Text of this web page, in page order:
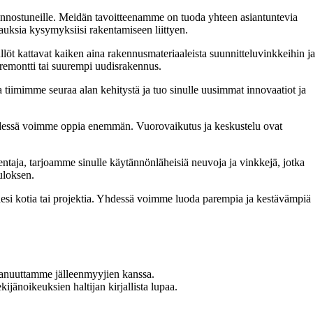
Meidän tavoitteenamme on tuoda yhteen asiantuntevia
kysymyksiisi rakentamiseen liittyen.
kattavat kaiken aina rakennusmateriaaleista suunnitteluvinkkeihin ja
tai suurempi uudisrakennus.
seuraa alan kehitystä ja tuo sinulle uusimmat innovaatiot ja
voimme oppia enemmän. Vuorovaikutus ja keskustelu ovat
tarjoamme sinulle käytännönläheisiä neuvoja ja vinkkejä, jotka
kotia tai projektia. Yhdessä voimme luoda parempia ja kestävämpiä
jälleenmyyjien kanssa.
haltijan kirjallista lupaa.